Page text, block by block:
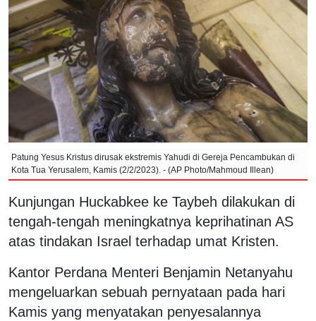
Patung Yesus Kristus dirusak ekstremis Yahudi di Gereja Pencambukan di
Kota Tua Yerusalem, Kamis (2/2/2023). - (AP Photo/Mahmoud Illean)
Kunjungan Huckabkee ke Taybeh dilakukan di
tengah-tengah meningkatnya keprihatinan AS
atas tindakan Israel terhadap umat Kristen.
Kantor Perdana Menteri Benjamin Netanyahu
mengeluarkan sebuah pernyataan pada hari
Kamis yang menyatakan penyesalannya